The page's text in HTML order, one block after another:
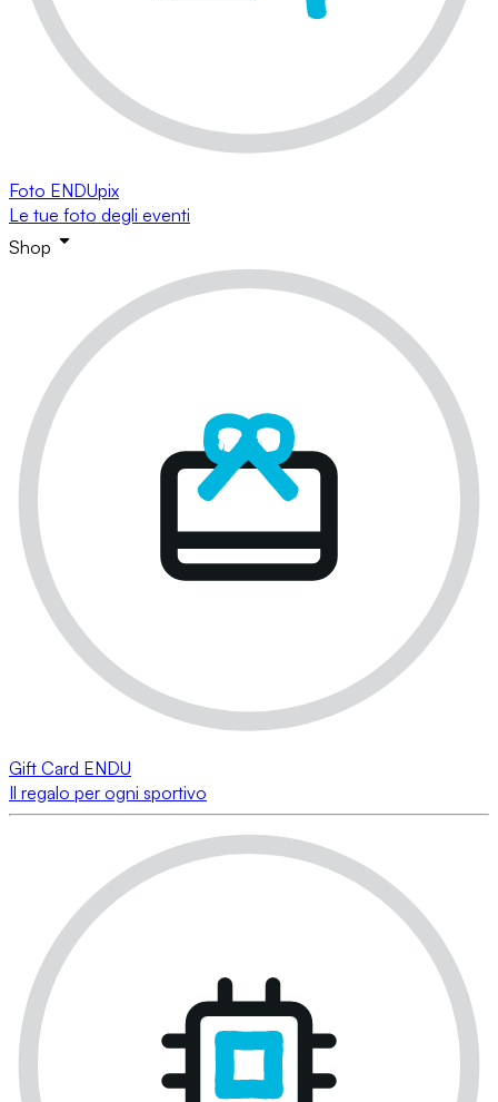
Foto ENDUpix
Le tue foto degli eventi
Shop
Gift Card ENDU
Il regalo per ogni sportivo